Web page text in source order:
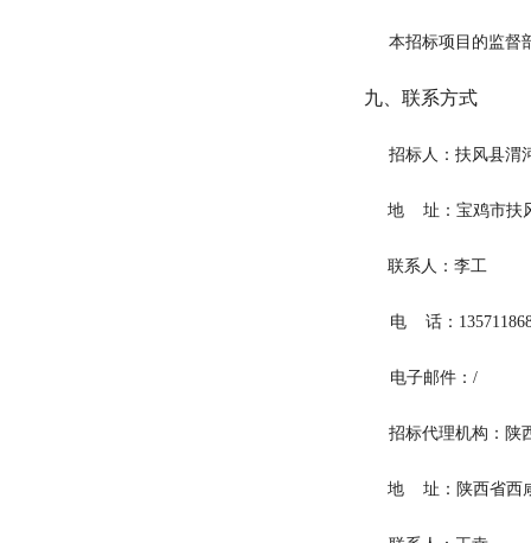
本招标项目的监督
九、联系方式
招标人：扶风县渭
地 址：宝鸡市扶
联系人：李工
电 话：
电子邮件：/
招标代理机构：陕
地 址： 陕西省西